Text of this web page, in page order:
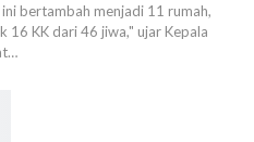
bertambah menjadi 11 rumah,
16 KK dari 46 jiwa," ujar Kepala